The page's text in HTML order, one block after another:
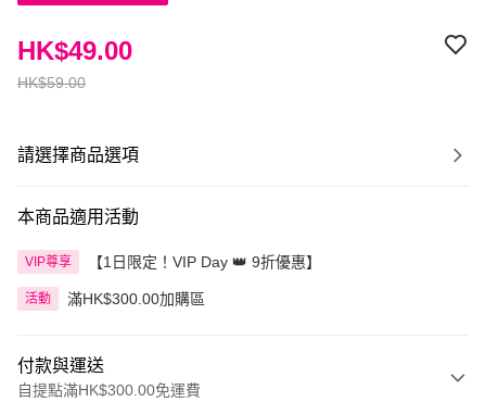
HK$59.00
HK$49.00
請選擇商品選項
本商品適用活動
VIP尊享 【1日限定！VIP Day 👑 9折優惠】
活動 滿HK$300.00加購區
付款與運送
自提點滿HK$300.00免運費